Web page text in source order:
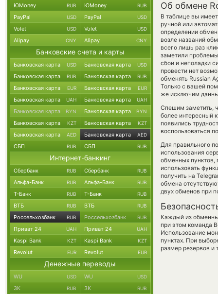
Об обмене
В таблице вы
ручной или
определении
возле названий
всего лишь раз
заметили
сбои и неполадки
провести нет
обменять Russian
Только с вашей
же исключим
Спешим заметить,
более интересный
появились
воспользоваться
Для правильного
использования
обменных
использовать
получить на
обмена
двух обменов при
Каждый из
при этом команда
Использование
пунктах. При
размер резервов и
ЮMoney RUB ЮMoney RUB
PayPal USD PayPal USD
Volet USD Volet USD
Alipay CNY Alipay CNY
Банковские счета и карты
Банковская карта USD Банковская карта USD
Банковская карта RUB Банковская карта RUB
Банковская карта EUR Банковская карта EUR
Банковская карта UAH Банковская карта UAH
Банковская карта BYN Банковская карта BYN
Банковская карта KZT Банковская карта KZT
Банковская карта AED Банковская карта AED
СБП RUB СБП RUB
Интернет-банкинг
Сбербанк RUB Сбербанк RUB
Альфа-Банк RUB Альфа-Банк RUB
Т-Банк RUB Т-Банк RUB
ВТБ RUB ВТБ RUB
Россельхозбанк RUB Россельхозбанк RUB
Приват 24 UAH Приват 24 UAH
Kaspi Bank KZT Kaspi Bank KZT
Revolut EUR Revolut EUR
Денежные переводы
WU USD WU USD
ЗК RUB ЗК RUB